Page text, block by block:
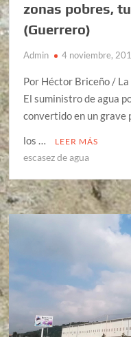
zonas pobres,
(Guerrero)
Admin 4 noviembre,
Por Héctor Briceño /
El suministro de agua
convertido en un grave
los …
LEER MÁS
escasez de agua